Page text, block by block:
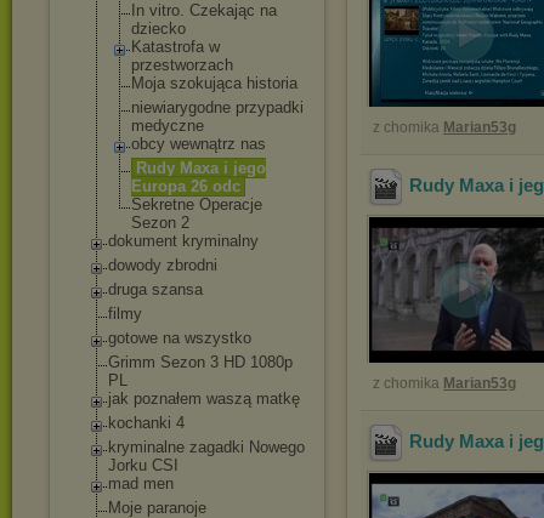
In vitro. Czekając na
dziecko
Katastrofa w
przestworzach
Moja szokująca historia
niewiarygodne przypadki
medyczne
obcy wewnątrz nas
Rudy Maxa i jego
Europa 26 odc
Sekretne Operacje
Sezon 2
dokument kryminalny
dowody zbrodni
druga szansa
filmy
gotowe na wszystko
Grimm Sezon 3 HD 1080p
PL
jak poznałem waszą matkę
kochanki 4
kryminalne zagadki Nowego
Jorku CSI
mad men
Moje paranoje
z chomika Marian53g
Rudy Maxa i
z chomika Marian53g
Rudy Maxa i